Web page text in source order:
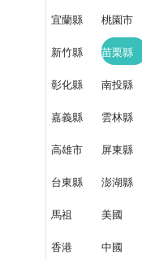
宜蘭縣 桃園市
新竹縣 苗栗縣
彰化縣 南投縣
嘉義縣 雲林縣
高雄市 屏東縣
台東縣 澎湖縣
馬祖 美國
香港 中國